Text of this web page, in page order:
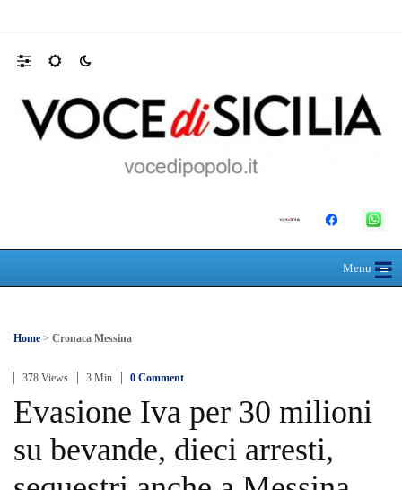
Menu≡
☰
Home > Cronaca Messina
378 Views 3 Min 0 Comment
Evasione Iva per 30 milioni
su bevande, dieci arresti,